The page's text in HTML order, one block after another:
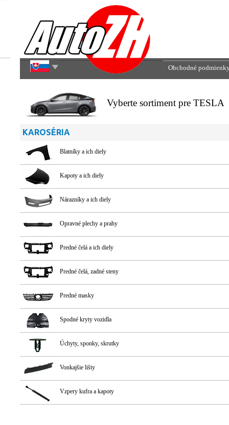
Obchodné
Vyberte sortiment pre
KAROSÉRIA
Blatníky a ich diely
Kapoty a ich diely
Nárazníky a ich diely
Opravné plechy a prahy
Predné čelá a ich diely
Predné čelá, zadné steny
Predné masky
Spodné kryty vozidla
Úchyty, sponky, skrutky
Vonkajšie lišty
Vzpery kufra a kapoty